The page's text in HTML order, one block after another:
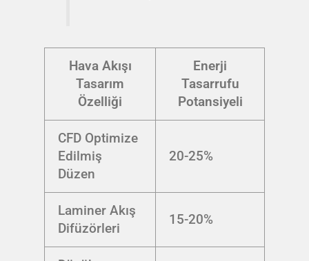
Hava Akışı
Tasarım
Özelliği
Enerji
Tasarrufu
Potansiyeli
CFD Optimize
Edilmiş
Düzen
20-25%
Laminer Akış
Difüzörleri
15-20%